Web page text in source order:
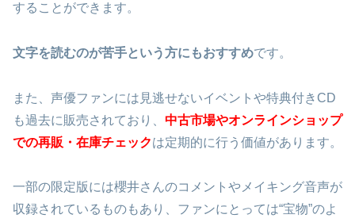
することができます。
文字を読むのが苦手という方にもおすすめです。
また、声優ファンには見逃せないイベントや特典付きCD
も過去に販売されており、 中古市場やオンラインショップ
での再販・在庫チェックは定期的に行う価値があります。
一部の限定版には櫻井さんのコメントやメイキング音声が
収録されているものもあり、ファンにとっては“宝物”のよ